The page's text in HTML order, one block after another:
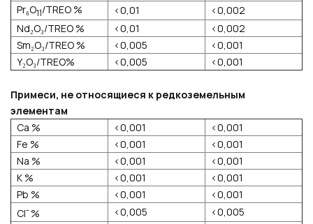
Pr₆O11/TREO % <0,01
<0,002
Nd₂O₃/TREO %
<0,01
<0,002
Sm₂O₃/TREO %
<0,005
<0,001
Y₂O₃/TREO%
<0,005 <0,001
Примеси, не относящиеся к редкоземельным
элементам
Ca %
<0,001
<0,001
Fe %
<0,001
<0,001
Na %
<0,001
<0,001
К %
<0,001
<0,001
Pb %
<0,001
<0,001
Cl- % <0,005
<0,005